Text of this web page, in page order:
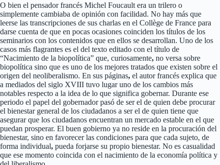
O bien el pensador francés Michel Foucault era un trilero o
simplemente cambiaba de opinión con facilidad. No hay más que
leerse las transcripciones de sus charlas en el Collège de France para
darse cuenta de que en pocas ocasiones coinciden los títulos de los
seminarios con los contenidos que en ellos se desarrollan. Uno de los
casos más flagrantes es el del texto editado con el título de
“Nacimiento de la biopolítica” que, curiosamente, no versa sobre
biopolítica sino que es uno de los mejores tratados que existen sobre el
origen del neoliberalismo. En sus páginas, el autor francés explica que
a mediados del siglo XVIII tuvo lugar uno de los cambios más
notables respecto a la idea de lo que significa gobernar. Durante ese
periodo el papel del gobernador pasó de ser el de quien debe procurar
el bienestar general de los ciudadanos a ser el de quien tiene que
asegurar que los ciudadanos encuentran un mercado estable en el que
puedan prosperar. El buen gobierno ya no reside en la procuración del
bienestar, sino en favorecer las condiciones para que cada sujeto, de
forma individual, pueda forjarse su propio bienestar. No es casualidad
que ese momento coincida con el nacimiento de la economía política y